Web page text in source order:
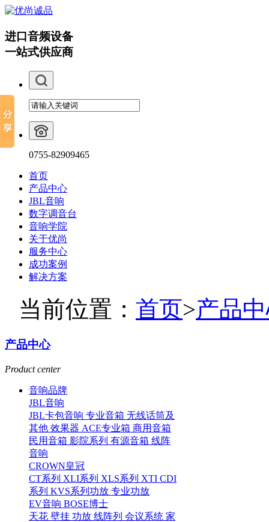
进口音频设备
一站式供应商
0755-82909465
首页
产品中心
JBL音响
数字调音台
音响学院
关于优尚
服务中心
成功案例
解决方案
当前位置： 首页>产品
产品中心
Product center
音响品牌
JBL音响
JBL卡包音响 专业音箱 无线话筒及
其他 效果器 ACE专业箱 商用音箱
民用音箱 影院系列 有源音箱 线阵
音响
CROWN皇冠
CT系列 XLI系列 XLS系列 XTI CDI
系列 KVS系列功放 专业功放
EV音响 BOSE博士
天花 壁挂 功放 线阵列 会议系统 家